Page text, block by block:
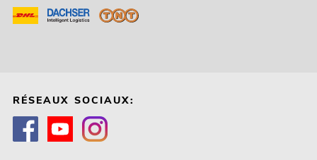
RÉSEAUX SOCIAUX: